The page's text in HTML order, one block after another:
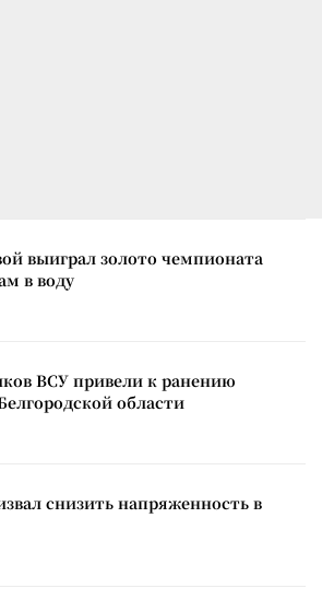
выиграл золото чемпионата
в воду
ВСУ привели к ранению
области
снизить напряженность в